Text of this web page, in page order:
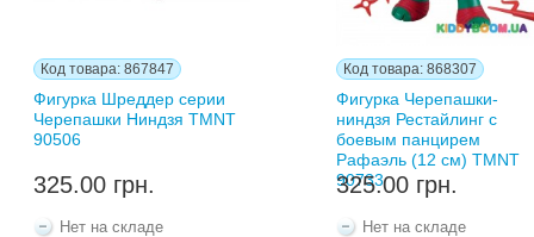
Код товара: 867847
Фигурка Шреддер серии
Черепашки Ниндзя TMNT
90506
325.00 грн.
Нет на складе
Код товара: 868307
Фигурка Черепашки-
ниндзя Рестайлинг с
боевым панцирем
Рафаэль (12 см) TMNT
90733
325.00 грн.
Нет на складе